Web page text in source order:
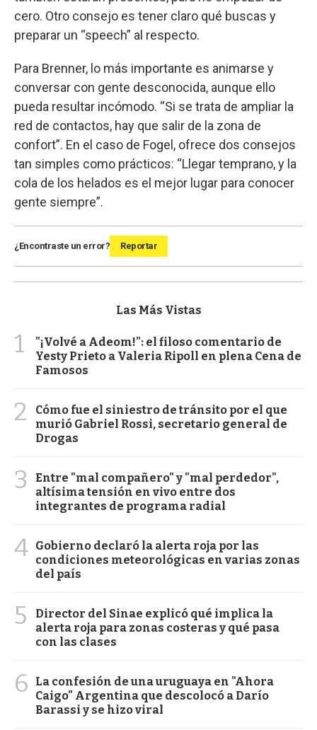
cero. Otro consejo es tener claro qué buscas y
preparar un “speech” al respecto.
Para Brenner, lo más importante es animarse y
conversar con gente desconocida, aunque ello
pueda resultar incómodo. “Si se trata de ampliar la
red de contactos, hay que salir de la zona de
confort”. En el caso de Fogel, ofrece dos consejos
tan simples como prácticos: “Llegar temprano, y la
cola de los helados es el mejor lugar para conocer
gente siempre”.
¿Encontraste un error? Reportar
Las Más Vistas
1
"¡Volvé a Adeom!": el filoso comentario de
Yesty Prieto a Valeria Ripoll en plena Cena de
Famosos
2
Cómo fue el siniestro de tránsito por el que
murió Gabriel Rossi, secretario general de
Drogas
3
Entre "mal compañero" y "mal perdedor",
altísima tensión en vivo entre dos
integrantes de programa radial
4 Gobierno declaró la alerta roja por las
condiciones meteorológicas en varias zonas
del país
5
Director del Sinae explicó qué implica la
alerta roja para zonas costeras y qué pasa
con las clases
6
La confesión de una uruguaya en "Ahora
Caigo" Argentina que descolocó a Darío
Barassi y se hizo viral